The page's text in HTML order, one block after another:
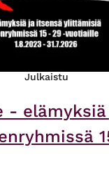
Julkaistu
-